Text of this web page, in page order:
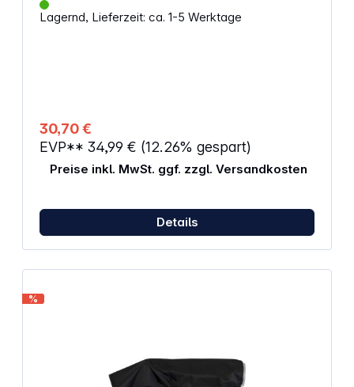
anzubringen und schützt Ihr Objektiv gegen Wind
und Wetter. Highlights: Kompatibel mit vielen
Lagernd, Lieferzeit: ca. 1-5 Werktage
30,70 €
EVP** 34,99 € (12.26% gespart)
Preise inkl. MwSt. ggf. zzgl. Versandkosten
Details
%